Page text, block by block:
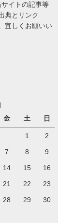
サイトの記事等
典とリンク
宜しくお願いい
金 土 日
1 2
7 8 9
14 15 16
21 22 23
28 29 30